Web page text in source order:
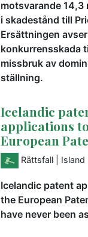
motsvarande 14,3
i skadestånd till
Ersättningen avser
konkurrensskada
missbruk av
ställning.
Icelandic
applications
European
Rättsfall | Island
Icelandic patent
the European
have never been